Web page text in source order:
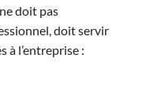
doit pas
doit servir
à l’entreprise :